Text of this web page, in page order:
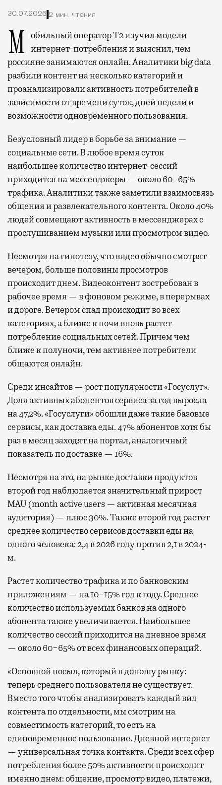
30.07.2026 2 мин. чтения
Мобильный оператор Т2 изучил модели интернет-потребления и выяснил, чем
россияне занимаются онлайн. Аналитики big data
разбили контент на несколько категорий и
проанализировали активность потребителей в
зависимости от времени суток, дней недели и
возможности одновременного пользования.
Безусловный лидер в борьбе за внимание —
социальные сети. В любое время суток
наибольшее количество интернет-сессий
приходится на мессенджеры — около 60−65%
трафика. Аналитики также заметили взаимосвязь
общения и развлекательного контента. Около 40%
людей совмещают активность в мессенджерах с
прослушиванием музыки или просмотром видео.
Несмотря на гипотезу, что видео обычно смотрят
вечером, больше половины просмотров
происходит днем. Видеоконтент востребован в
рабочее время — в фоновом режиме, в перерывах
и дороге. Вечером спад происходит во всех
категориях, а ближе к ночи вновь растет
потребление социальных сетей. Причем чем
ближе к полуночи, тем активнее потребители
общаются онлайн.
Среди инсайтов — рост популярности «Госуслуг».
Доля активных абонентов сервиса за год выросла
на 47,2%. «Госуслуги» обошли даже такие базовые
сервисы, как доставка еды. 47% абонентов хотя бы
раз в месяц заходят на портал, аналогичный
показатель по доставке — 16%.
Несмотря на это, на рынке доставки продуктов
второй год наблюдается значительный прирост
MAU (month active users — активная месячная
аудитория) — плюс 30%. Также второй год растет
среднее количество сервисов доставки еды на
одного человека: 2,4 в 2026 году против 2,1 в 2024-
м.
Растет количество трафика и по банковским
приложениям — на 10−15% год к году. Среднее
количество используемых банков на одного
абонента также увеличивается. Наибольшее
количество сессий приходится на дневное время
— около 60−65% от всех финансовых операций.
«Основной посыл, который я доношу рынку:
теперь среднего пользователя не существует.
Вместо того чтобы анализировать каждый вид
контента по отдельности, мы смотрим на
совместимость категорий, то есть на
единовременное пользование. Дневной интернет
— универсальная точка контакта. Среди всех сфер
потребления более 50% активности происходит
именно днем: общение, просмотр видео, платежи,